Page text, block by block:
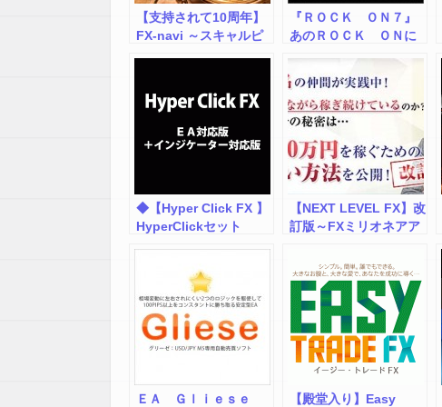
【支持されて10周年】
FX-navi ～スキャルピ
『ＲＯＣＫ ＯＮ７』
あのＲＯＣＫ ＯＮに
ｉｓｔｏｒｔｉｏｎ計
算インジケーターがセ
ット！
◆【Hyper Click FX 】
HyperClickセット
【NEXT LEVEL FX】改
訂版～FXミリオネアア
ＥＡ Ｇｌｉｅｓｅ 【殿堂入り】Easy